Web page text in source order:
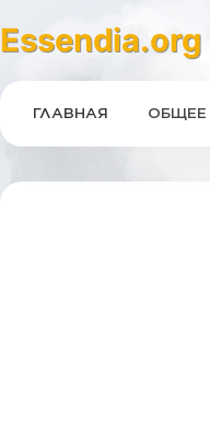
Essendia.org
ГЛАВНАЯ ОБЩЕЕ